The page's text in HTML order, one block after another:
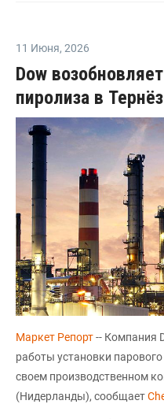
11 Июня, 2026
Dow
пиролиза в
Маркет Репорт-- Компания
работы установки
своем производственном
(Нидерланды), сообщает